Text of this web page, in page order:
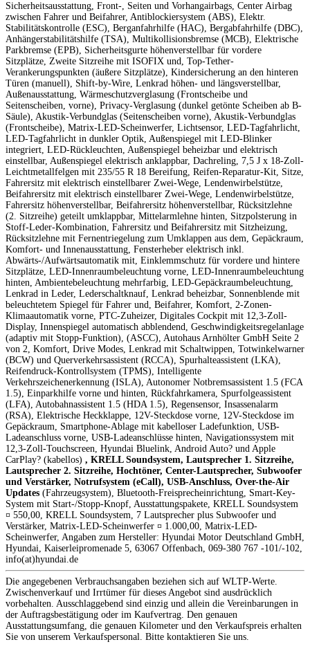
Sicherheitsausstattung, Front-, Seiten und Vorhangairbags, Center Airbag
zwischen Fahrer und Beifahrer, Antiblockiersystem (ABS), Elektr.
Stabilitätskontrolle (ESC), Berganfahrhilfe (HAC), Bergabfahrhilfe (DBC),
Anhängerstabilitätshilfe (TSA), Multikollisionsbremse (MCB), Elektrische
Parkbremse (EPB), Sicherheitsgurte höhenverstellbar für vordere
Sitzplätze, Zweite Sitzreihe mit ISOFIX und, Top-Tether-
Verankerungspunkten (äußere Sitzplätze), Kindersicherung an den hinteren
Türen (manuell), Shift-by-Wire, Lenkrad höhen- und längsverstellbar,
Außenausstattung, Wärmeschutzverglasung (Frontscheibe und
Seitenscheiben, vorne), Privacy-Verglasung (dunkel getönte Scheiben ab B-
Säule), Akustik-Verbundglas (Seitenscheiben vorne), Akustik-Verbundglas
(Frontscheibe), Matrix-LED-Scheinwerfer, Lichtsensor, LED-Tagfahrlicht,
LED-Tagfahrlicht in dunkler Optik, Außenspiegel mit LED-Blinker
integriert, LED-Rückleuchten, Außenspiegel beheizbar und elektrisch
einstellbar, Außenspiegel elektrisch anklappbar, Dachreling, 7,5 J x 18-Zoll-
Leichtmetallfelgen mit 235/55 R 18 Bereifung, Reifen-Reparatur-Kit, Sitze,
Fahrersitz mit elektrisch einstellbarer Zwei-Wege, Lendenwirbelstütze,
Beifahrersitz mit elektrisch einstellbarer Zwei-Wege, Lendenwirbelstütze,
Fahrersitz höhenverstellbar, Beifahrersitz höhenverstellbar, Rücksitzlehne
(2. Sitzreihe) geteilt umklappbar, Mittelarmlehne hinten, Sitzpolsterung in
Stoff-Leder-Kombination, Fahrersitz und Beifahrersitz mit Sitzheizung,
Rücksitzlehne mit Fernentriegelung zum Umklappen aus dem, Gepäckraum,
Komfort- und Innenausstattung, Fensterheber elektrisch inkl.
Abwärts-/Aufwärtsautomatik mit, Einklemmschutz für vordere und hintere
Sitzplätze, LED-Innenraumbeleuchtung vorne, LED-Innenraumbeleuchtung
hinten, Ambientebeleuchtung mehrfarbig, LED-Gepäckraumbeleuchtung,
Lenkrad in Leder, Lederschaltknauf, Lenkrad beheizbar, Sonnenblende mit
beleuchtetem Spiegel für Fahrer und, Beifahrer, Komfort, 2-Zonen-
Klimaautomatik vorne, PTC-Zuheizer, Digitales Cockpit mit 12,3-Zoll-
Display, Innenspiegel automatisch abblendend, Geschwindigkeitsregelanlage
(adaptiv mit Stopp-Funktion), (ASCC), Autohaus Arnhölter GmbH Seite 2
von 2, Komfort, Drive Modes, Lenkrad mit Schaltwippen, Totwinkelwarner
(BCW) und Querverkehrsassistent (RCCA), Spurhalteassistent (LKA),
Reifendruck-Kontrollsystem (TPMS), Intelligente
Verkehrszeichenerkennung (ISLA), Autonomer Notbremsassistent 1.5 (FCA
1.5), Einparkhilfe vorne und hinten, Rückfahrkamera, Spurfolgeassistent
(LFA), Autobahnassistent 1.5 (HDA 1.5), Regensensor, Insassenalarm
(RSA), Elektrische Heckklappe, 12V-Steckdose vorne, 12V-Steckdose im
Gepäckraum, Smartphone-Ablage mit kabelloser Ladefunktion, USB-
Ladeanschluss vorne, USB-Ladeanschlüsse hinten, Navigationssystem mit
12,3-Zoll-Touchscreen, Hyundai Bluelink, Android Auto? und Apple
CarPlay? (kabellos) , KRELL Soundsystem, Lautsprecher 1. Sitzreihe,
Lautsprecher 2. Sitzreihe, Hochtöner, Center-Lautsprecher, Subwoofer
und Verstärker, Notrufsystem (eCall), USB-Anschluss, Over-the-Air
Updates (Fahrzeugsystem), Bluetooth-Freisprecheinrichtung, Smart-Key-
System mit Start-/Stopp-Knopf, Ausstattungspakete, KRELL Soundsystem
¤ 550,00, KRELL Soundsystem, 7 Lautsprecher plus Subwoofer und
Verstärker, Matrix-LED-Scheinwerfer ¤ 1.000,00, Matrix-LED-
Scheinwerfer, Angaben zum Hersteller: Hyundai Motor Deutschland GmbH,
Hyundai, Kaiserleipromenade 5, 63067 Offenbach, 069-380 767 -101/-102,
info(at)hyundai.de
Die angegebenen Verbrauchsangaben beziehen sich auf WLTP-Werte.
Zwischenverkauf und Irrtümer für dieses Angebot sind ausdrücklich
vorbehalten. Ausschlaggebend sind einzig und allein die Vereinbarungen in
der Auftragsbestätigung oder im Kaufvertrag. Den genauen
Ausstattungsumfang, die genauen Kilometer und den Verkaufspreis erhalten
Sie von unserem Verkaufspersonal. Bitte kontaktieren Sie uns.